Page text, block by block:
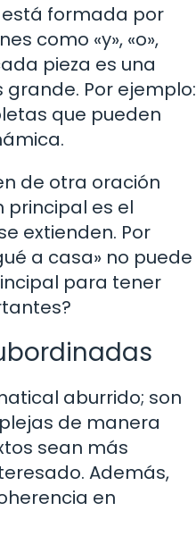
formada por
como «y», «o»,
pieza es una
Por ejemplo:
que pueden
de otra oración
principal es el
extienden. Por
a casa» no puede
para tener
aburrido; son
de manera
sean más
Además,
en